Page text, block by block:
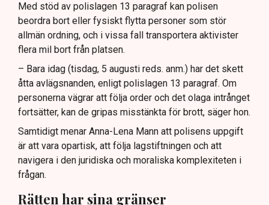
Med stöd av polislagen 13 paragraf kan polisen
beordra bort eller fysiskt flytta personer som stör
allmän ordning, och i vissa fall transportera aktivister
flera mil bort från platsen.
– Bara idag (tisdag, 5 augusti reds. anm.) har det skett
åtta avlägsnanden, enligt polislagen 13 paragraf. Om
personerna vägrar att följa order och det olaga intrånget
fortsätter, kan de gripas misstänkta för brott, säger hon.
Samtidigt menar Anna-Lena Mann att polisens uppgift
är att vara opartisk, att följa lagstiftningen och att
navigera i den juridiska och moraliska komplexiteten i
frågan.
Rätten har sina gränser